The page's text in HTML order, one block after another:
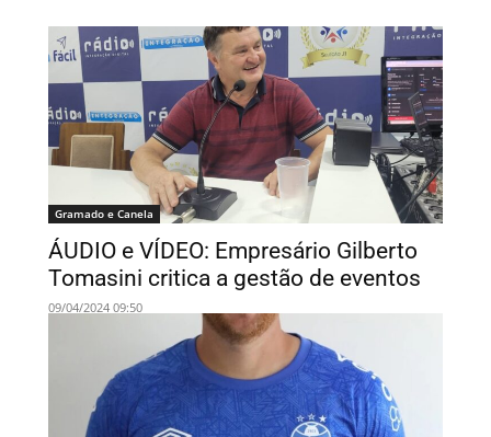
Gramado e Canela
ÁUDIO e VÍDEO: Empresário Gilberto
Tomasini critica a gestão de eventos
09/04/2024 09:50